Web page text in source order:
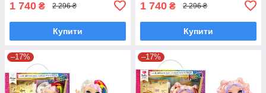
1 740 ₴ 2 296 ₴
Купити
1 740 ₴ 2 296 ₴
Купити
–17% –17%